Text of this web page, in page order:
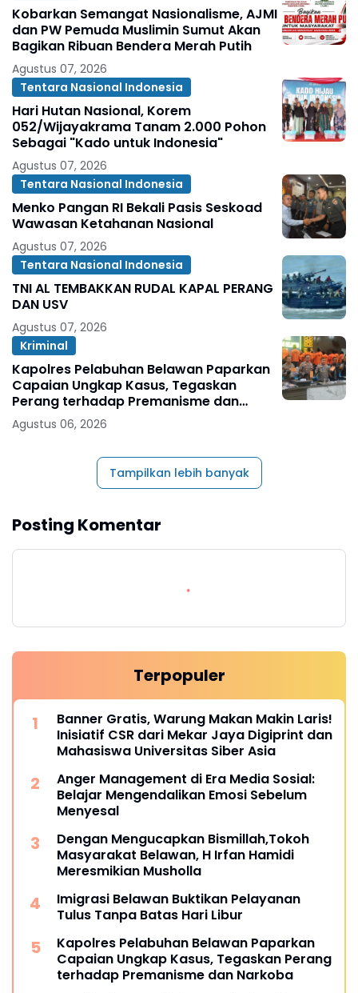
Kobarkan Semangat Nasionalisme, AJMI
dan PW Pemuda Muslimin Sumut Akan
Bagikan Ribuan Bendera Merah Putih
Agustus 07, 2026
Tentara Nasional Indonesia
Hari Hutan Nasional, Korem
052/Wijayakrama Tanam 2.000 Pohon
Sebagai "Kado untuk Indonesia"
Agustus 07, 2026
Tentara Nasional Indonesia
Menko Pangan RI Bekali Pasis Seskoad
Wawasan Ketahanan Nasional
Agustus 07, 2026
Tentara Nasional Indonesia
TNI AL TEMBAKKAN RUDAL KAPAL PERANG
DAN USV
Agustus 07, 2026
Kriminal
Kapolres Pelabuhan Belawan Paparkan
Capaian Ungkap Kasus, Tegaskan
Perang terhadap Premanisme dan
Narkoba
Agustus 06, 2026
Tampilkan lebih banyak
Posting Komentar
Terpopuler
Banner Gratis, Warung Makan Makin Laris!
Inisiatif CSR dari Mekar Jaya Digiprint dan
Mahasiswa Universitas Siber Asia
Anger Management di Era Media Sosial:
Belajar Mengendalikan Emosi Sebelum
Menyesal
Dengan Mengucapkan Bismillah,Tokoh
Masyarakat Belawan, H Irfan Hamidi
Meresmikian Musholla
Imigrasi Belawan Buktikan Pelayanan
Tulus Tanpa Batas Hari Libur
Kapolres Pelabuhan Belawan Paparkan
Capaian Ungkap Kasus, Tegaskan Perang
terhadap Premanisme dan Narkoba